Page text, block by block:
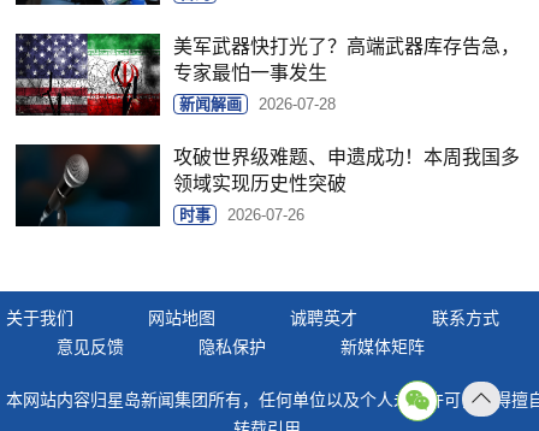
美军武器快打光了？高端武器库存告急，
专家最怕一事发生
新闻解画 2026-07-28
攻破世界级难题、申遗成功！本周我国多
领域实现历史性突破
时事 2026-07-26
关于我们 网站地图 诚聘英才
联系方式
意见反馈
隐私保护 新媒体矩阵
本网站内容归星岛新闻集团所有，任何单位以及个人未经许可，不得擅